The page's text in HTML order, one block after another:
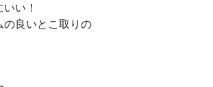
い！
の良いとこ取りの